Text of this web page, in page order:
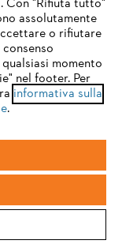
unterstützen. Für
wir Ihnen, zu
Con "Rifiuta tutto"
assolutamente
o rifiutare
momento
nel footer. Per
informativa sulla
.